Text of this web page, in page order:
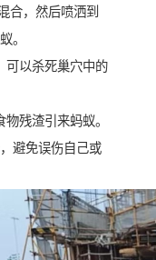
合，然后喷洒到
。
可以杀死巢穴中的
残渣引来蚂蚁。
避免误伤自己或